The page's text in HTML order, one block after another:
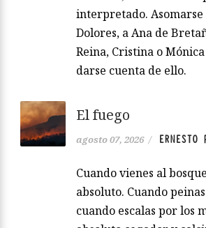
interpretado. Asomarse
Dolores, a Ana de
Reina, Cristina o
darse cuenta de ello.
El fuego
agosto 07, 2026 / ERNESTO
Cuando vienes al
absoluto. Cuando
cuando escalas por los